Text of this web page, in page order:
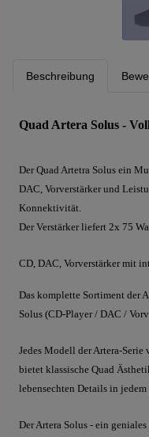
Beschreibung
Quad Artera Solus -
Der Quad Artetra Solus ein
DAC, Vorverstärker und
Konnektivität.
Der Verstärker liefert 2x 75
CD, DAC, Vorverstärker mit
Das komplette Sortiment der
Solus (CD-Player / DAC /
Jedes Modell der Artera-
bietet klassische Quad
lebensechten Details in jedem
Der Artera Solus - ein